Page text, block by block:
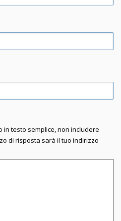
testo semplice, non includere
di risposta sarà il tuo indirizzo